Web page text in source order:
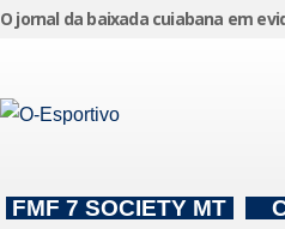
para
O jornal da baixada cuiabana em
FMF 7 SOCIETY MT